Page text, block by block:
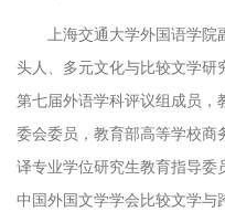
上海交通大学外国语学
头人、多元文化与比较文学研
第七届外语学科评议组成员，
委会委员，教育部高等学校商
译专业学位研究生教育指导委
中国外国文学学会比较文学与